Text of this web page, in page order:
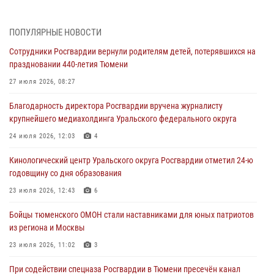
06 августа 2026, 04:41 3
Росгвардейцы в Тюменской области почтили память генерала
армии Ивана Кирилловича Яковлева
05 августа 2026, 11:03
В Тюмени офицер Росгвардии в радиоэфире напомнил гражданам о
мерах безопасного владения оружием
05 августа 2026, 09:56
Военнослужащие Росгвардии сбили дрон-разведчик ВСУ на южном
направлении
05 августа 2026, 05:35
Стальной характер продемонстрировали росгвардейцы в ходе
масштабных спортивных событий на Урале
05 августа 2026, 05:22
ПОПУЛЯРНЫЕ НОВОСТИ
Сотрудники Росгвардии вернули родителям детей, потерявшихся на
праздновании 440-летия Тюмени
27 июля 2026, 08:27
Благодарность директора Росгвардии вручена журналисту
крупнейшего медиахолдинга Уральского федерального округа
24 июля 2026, 12:03 4
Кинологический центр Уральского округа Росгвардии отметил 24-ю
годовщину со дня образования
23 июля 2026, 12:43 6
Бойцы тюменского ОМОН стали наставниками для юных патриотов
из региона и Москвы
23 июля 2026, 11:02 3
При содействии спецназа Росгвардии в Тюмени пресечён канал